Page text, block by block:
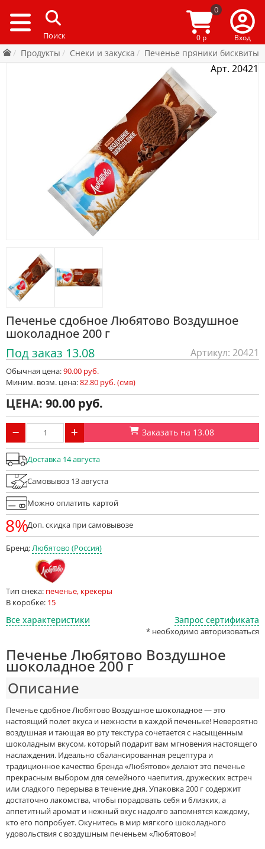
0
0 р Вход
Продукты Снеки и закуска Печенье пряники бисквиты
Арт. 20421
Печенье сдобное Любятово Воздушное
шоколадное 200 г
Под заказ 13.08
Артикул: 20421
Обычная цена:90.00 руб.
Миним. возм. цена:82.80 руб. (смв)
ЦЕНА: 90.00
Заказать на 13.08
Доставка 14 августа
Самовывоз 13 августа
Можно оплатить картой
8%Доп. скидка при самовывозе
Бренд: Любятово (Россия)
Тип снека: печенье, крекеры
В коробке: 15
Все характеристики Запрос сертификата
* необходимо авторизоваться
Печенье Любятово Воздушное
шоколадное 200 г
Описание
Печенье сдобное Любятово Воздушное шоколадное — это
настоящий полет вкуса и нежности в каждой печеньке! Невероятно
воздушная и тающая во рту текстура сочетается с насыщенным
шоколадным вкусом, который подарит вам мгновения настоящего
наслаждения. Идеально сбалансированная рецептура и
традиционное качество бренда «Любятово» делают это печенье
прекрасным выбором для семейного чаепития, дружеских встреч
или сладкого перерыва в течение дня. Упаковка 200 г содержит
достаточно лакомства, чтобы порадовать себя и близких, а
аппетитный аромат и нежный вкус надолго запомнятся каждому,
кто его попробует. Окунитесь в мир мягкого шоколадного
удовольствия с воздушным печеньем «Любятово»!